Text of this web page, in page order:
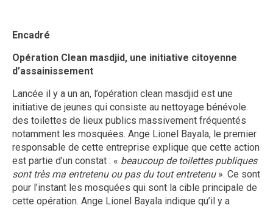
Encadré
Opération Clean masdjid, une initiative citoyenne
d’assainissement
Lancée il y a un an, l’opération clean masdjid est une
initiative de jeunes qui consiste au nettoyage bénévole
des toilettes de lieux publics massivement fréquentés
notamment les mosquées. Ange Lionel Bayala, le premier
responsable de cette entreprise explique que cette action
est partie d’un constat : « beaucoup de toilettes publiques
sont très ma entretenu ou pas du tout entretenu». Ce sont
pour l’instant les mosquées qui sont la cible principale de
cette opération. Ange Lionel Bayala indique qu’il y a